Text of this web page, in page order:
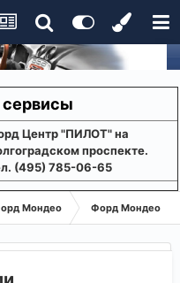
Центр "ПИЛОТ" на
проспекте.
(495) 785-06-65
Мондео Форд Мондео 1-2